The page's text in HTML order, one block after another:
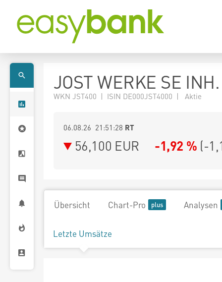
JOST WERKE SE
WKN JST400 | ISIN DE000JST4000 | Aktie
06.08.26 21:51:28 RT
56,100 EUR -1,92 % (-
Übersicht Chart-Pro Analysen
Letzte Umsätze